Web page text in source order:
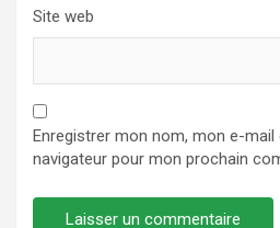
Site web
Enregistrer mon nom, mon e-
navigateur pour mon prochain